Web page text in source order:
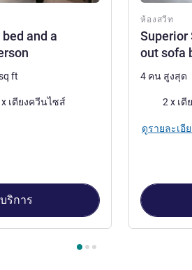
and a
ft
ตียงโซฟาใหญ่ และ 1 x เตียงควีนไซส์
ริการ
ห้องสวีท
Superior
out sofa
4 คน สูงสุด
เครื่องนอน
ดูรายละเอี